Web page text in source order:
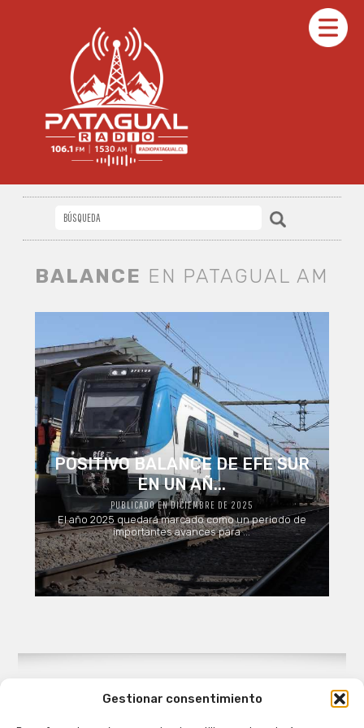
Gestionar consentimiento
BALANCE EN PATAGUAL AM
POSITIVO BALANCE DE EFE SUR
EN UN AÑ...
PUBLICADO EN DICIEMBRE DE 2025
El año 2025 quedará marcado como un periodo de
importantes avances para ...